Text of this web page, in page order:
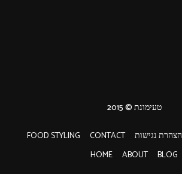
הצהרת נגישות CONTACT
FOOD STYLING
BLOG
ABOUT
HOME
טעימונת © 2015